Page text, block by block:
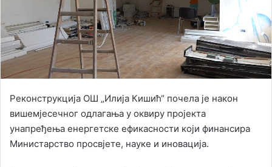
m
a
i
Реконструкција ОШ „Илија Кишић“ почела је након
вишемјесечног одлагања у оквиру пројекта
унапређења енергетске ефикасности који финансира
Министарство просвјете, науке и иновација.